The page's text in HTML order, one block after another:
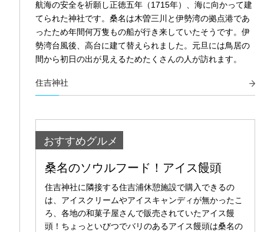
航海の安全を祈願し正徳五年（1715年）、海に向かって建
てられた神社です。桑名は木曽三川と伊勢湾の拠点港であ
ったため年間何万隻もの船が行き来していたそうです。伊
勢湾台風後、高台に建て替えられました。元旦には鳥居の
間から初日の出が見えるためたくさんの人が訪れます。
住吉神社
おすすめグルメ
桑名のソウルフード！アイス饅頭
住吉神社に隣接する住吉浦休憩施設で購入できるの
は、アイスクリームやアイスキャンディが無かったこ
ろ、各地の和菓子屋さんで販売されていたアイス饅
頭！ちょっといびつでバリのあるアイス饅頭は桑名の